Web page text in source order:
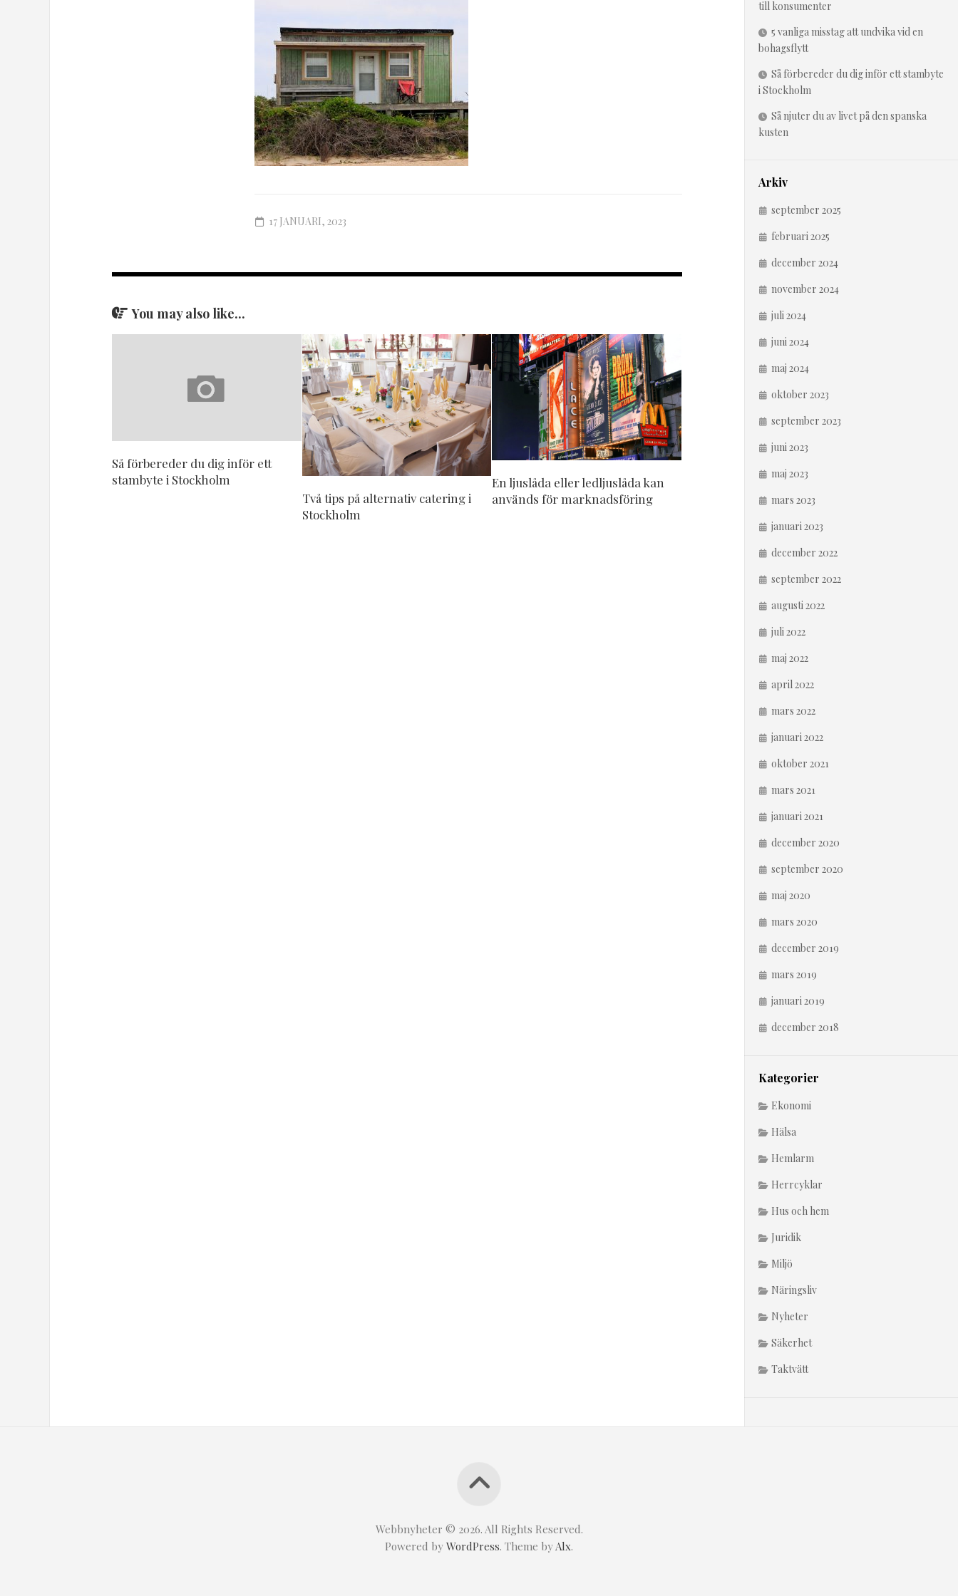
17 JANUARI, 2023
You may also like...
Så förbereder du dig inför ett
stambyte i Stockholm
Två tips på alternativ catering i
Stockholm
En ljuslåda eller ledljuslåda kan
används för marknadsföring
till konsumenter
5 vanliga misstag att undvika vid en
bohagsflytt
Så förbereder du dig inför ett stambyte
i Stockholm
Så njuter du av livet på den spanska
kusten
Arkiv
september 2025
februari 2025
december 2024
november 2024
juli 2024
juni 2024
maj 2024
oktober 2023
september 2023
juni 2023
maj 2023
mars 2023
januari 2023
december 2022
september 2022
augusti 2022
juli 2022
maj 2022
april 2022
mars 2022
januari 2022
oktober 2021
mars 2021
januari 2021
december 2020
september 2020
maj 2020
mars 2020
december 2019
mars 2019
januari 2019
december 2018
Kategorier
Ekonomi
Hälsa
Hemlarm
Herrcyklar
Hus och hem
Juridik
Miljö
Näringsliv
Nyheter
Säkerhet
Taktvätt
Webbnyheter © 2026. All Rights Reserved.
Powered by WordPress. Theme byAlx.